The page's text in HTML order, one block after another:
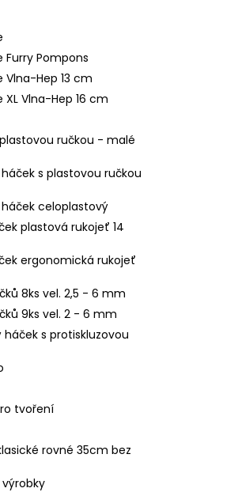
Furry Pompons
Vlna-Hep 13 cm
XL Vlna-Hep 16 cm
ručkou - malé
s plastovou ručkou
celoplastový
plastová rukojeť 14
ergonomická rukojeť
8ks vel. 2,5 - 6 mm
9ks vel. 2 - 6 mm
háček s protiskluzovou
tvoření
rovné 35cm bez